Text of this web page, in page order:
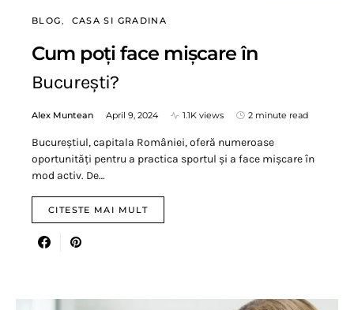
BLOG CASA SI GRADINA
Cum poți face mișcare în
București?
Alex Muntean April 9, 2024 1.1K views 2 minute read
Bucureștiul, capitala României, oferă numeroase
oportunități pentru a practica sportul și a face mișcare în
mod activ. De…
CITESTE MAI MULT